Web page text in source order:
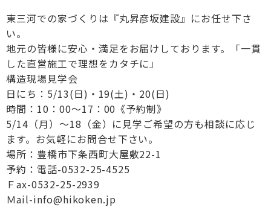
東三河での家づくりは『丸昇彦坂建設』にお任せ下さ
い。
地元の皆様に安心・満足をお届けしております。「一貫
した直営施工で理想をカタチに」
構造現場見学会
日にち：5/13(日)・19(土)・20(日)
時間：10：00～17：00《予約制》
5/14（月）～18（金）に見学ご希望の方も相談に応じ
ます。お気軽にお問合せ下さい。
場所：豊橋市下条西町大屋敷22-1
予約：電話-0532-25-4525
Ｆax-0532-25-2939
Ｍail-info@hikoken.jp